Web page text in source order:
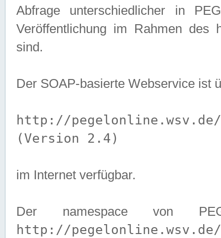
Abfrage unterschiedlicher in
Veröffentlichung im Rahmen des
sind.
Der SOAP-basierte Webservice ist
http://pegelonline.wsv.de/
(Version 2.4)
im Internet verfügbar.
Der namespace von
http://pegelonline.wsv.de/